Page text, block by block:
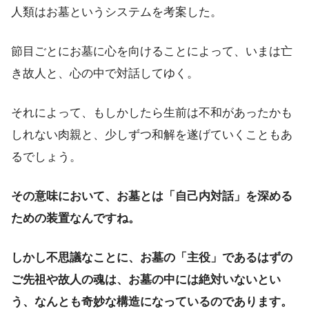
人類はお墓というシステムを考案した。
節目ごとにお墓に心を向けることによって、いまは亡
き故人と、心の中で対話してゆく。
それによって、もしかしたら生前は不和があったかも
しれない肉親と、少しずつ和解を遂げていくこともあ
るでしょう。
その意味において、お墓とは「自己内対話」を深める
ための装置なんですね。
しかし不思議なことに、お墓の「主役」であるはずの
ご先祖や故人の魂は、お墓の中には絶対いないとい
う、なんとも奇妙な構造になっているのであります。